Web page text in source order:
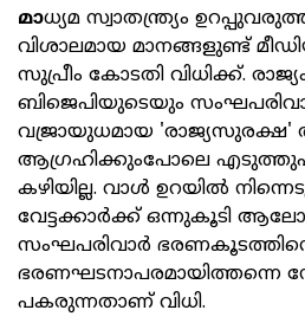
മാധ്യമ സ്വാതന്ത്ര്യം
വിശാലമായ മാനങ്ങളുണ്ട്
സുപ്രീം കോടതി വിധിക്ക്.
ബിജെപിയുടെയും
വജ്രായുധമായ
ആഗ്രഹിക്കുംപോലെ
കഴിയില്ല. വാള്‍ ഉറയില്‍
വേട്ടക്കാര്‍ക്ക് ഒന്നുകൂടി
സംഘപരിവാര്‍
ഭരണഘടനാപരമായിത്തന്നെ
പകരുന്നതാണ് വിധി.